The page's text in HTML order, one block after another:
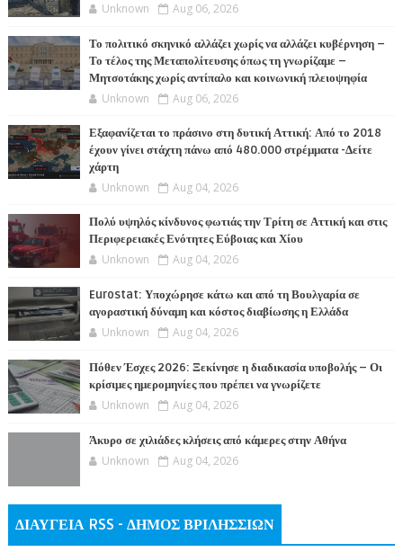
Unknown Aug 06, 2026
Το πολιτικό σκηνικό αλλάζει χωρίς να αλλάζει κυβέρνηση –
Το τέλος της Μεταπολίτευσης όπως τη γνωρίζαμε –
Μητσοτάκης χωρίς αντίπαλο και κοινωνική πλειοψηφία
Unknown Aug 06, 2026
Εξαφανίζεται το πράσινο στη δυτική Αττική: Από το 2018
έχουν γίνει στάχτη πάνω από 480.000 στρέμματα -Δείτε
χάρτη
Unknown Aug 04, 2026
Πολύ υψηλός κίνδυνος φωτιάς την Τρίτη σε Αττική και στις
Περιφερειακές Ενότητες Εύβοιας και Χίου
Unknown Aug 04, 2026
Eurostat: Υποχώρησε κάτω και από τη Βουλγαρία σε
αγοραστική δύναμη και κόστος διαβίωσης η Ελλάδα
Unknown Aug 04, 2026
Πόθεν Έσχες 2026: Ξεκίνησε η διαδικασία υποβολής – Οι
κρίσιμες ημερομηνίες που πρέπει να γνωρίζετε
Unknown Aug 04, 2026
Άκυρο σε χιλιάδες κλήσεις από κάμερες στην Αθήνα
Unknown Aug 04, 2026
ΔΙΑΥΓΕΙΑ RSS - ΔΗΜΟΣ ΒΡΙΛΗΣΣΙΩΝ